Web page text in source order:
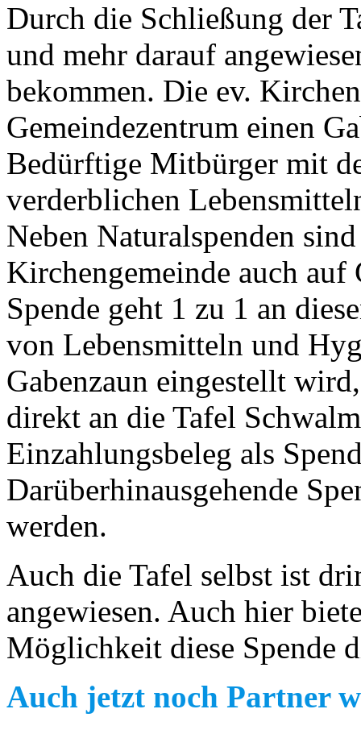
Durch die Schließung der
und mehr darauf
bekommen. Die ev.
Gemeindezentrum einen
Bedürftige Mitbürger mit
verderblichen
Neben Naturalspenden
Kirchengemeinde auch auf
Spende geht 1 zu 1 an
von Lebensmitteln und
Gabenzaun eingestellt
direkt an die Tafel
Einzahlungsbeleg als
Darüberhinausgehende
werden.
Auch die Tafel selbst ist
angewiesen. Auch hier
Möglichkeit diese Spende
Auch jetzt noch Partner